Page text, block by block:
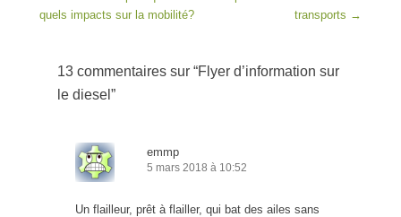
quels impacts sur la mobilité?
transports →
13 commentaires sur “Flyer d’information sur
le diesel ”
emmp
5 mars 2018 à 10:52
Un flailleur, prêt à flailler, qui bat des ailes sans